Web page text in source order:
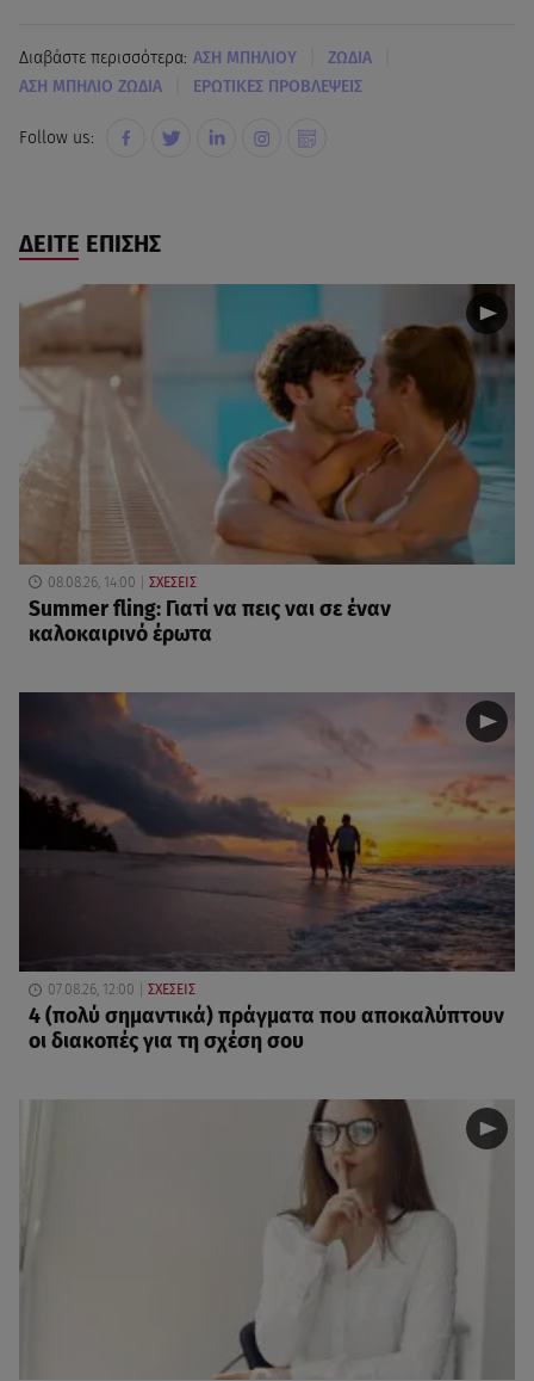
Διαβάστε περισσότερα: ΑΣΗ ΜΠΗΛΙΟΥ ΖΩΔΙΑ
ΑΣΗ ΜΠΗΛΙΟ ΖΩΔΙΑ ΕΡΩΤΙΚΕΣ ΠΡΟΒΛΕΨΕΙΣ
Follow us:
ΔΕΙΤΕ ΕΠΙΣΗΣ
08.08.26, 14:00 ΣΧΕΣΕΙΣ
Summer fling: Γιατί να πεις ναι σε έναν
καλοκαιρινό έρωτα
07.08.26, 12:00 ΣΧΕΣΕΙΣ
4 (πολύ σημαντικά) πράγματα που αποκαλύπτουν
οι διακοπές για τη σχέση σου